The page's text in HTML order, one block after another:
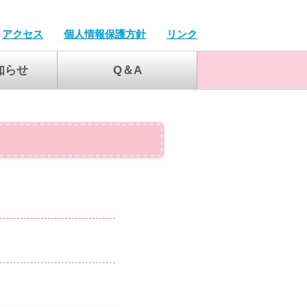
アクセス 個人情報保護方針 リンク
らせ Q＆A